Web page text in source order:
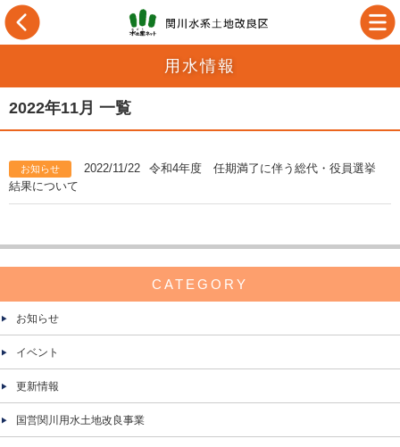
用水情報
2022年11月 一覧
お知らせ 2022/11/22
令和4年度 任期満了に伴う総代・役員選挙
結果について
CATEGORY
お知らせ
イベント
更新情報
国営関川用水土地改良事業